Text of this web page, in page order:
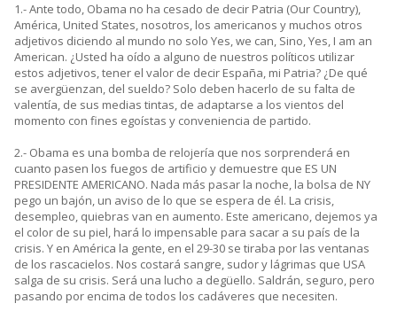
1.- Ante todo, Obama no ha cesado de decir Patria (Our Country),
América, United States, nosotros, los americanos y muchos otros
adjetivos diciendo al mundo no solo Yes, we can, Sino, Yes, I am an
American. ¿Usted ha oído a alguno de nuestros políticos utilizar
estos adjetivos, tener el valor de decir España, mi Patria? ¿De qué
se avergüenzan, del sueldo? Solo deben hacerlo de su falta de
valentía, de sus medias tintas, de adaptarse a los vientos del
momento con fines egoístas y conveniencia de partido.
2.- Obama es una bomba de relojería que nos sorprenderá en
cuanto pasen los fuegos de artificio y demuestre que ES UN
PRESIDENTE AMERICANO. Nada más pasar la noche, la bolsa de NY
pego un bajón, un aviso de lo que se espera de él. La crisis,
desempleo, quiebras van en aumento. Este americano, dejemos ya
el color de su piel, hará lo impensable para sacar a su país de la
crisis. Y en América la gente, en el 29-30 se tiraba por las ventanas
de los rascacielos. Nos costará sangre, sudor y lágrimas que USA
salga de su crisis. Será una lucho a degüello. Saldrán, seguro, pero
pasando por encima de todos los cadáveres que necesiten.